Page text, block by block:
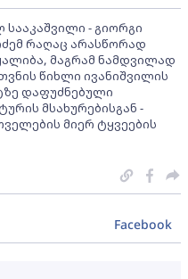
სააკაშვილი - გიორგი
რაღაც არასწორად
მაგრამ ნამდვილად
წიხლი ივანიშვილის
დაფუძნებული
მსახურებისგან -
მიერ ტყვეების
Facebook